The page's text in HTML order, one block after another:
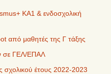
ΚΑ1 & ενδοσχολική
από μαθητές της Γ τάξης
σε ΓΕΛ/ΕΠΑΛ
σχολικού έτους 2022-2023